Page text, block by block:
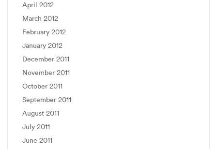
April 2012
March 2012
February 2012
January 2012
December 2011
November 2011
October 2011
September 2011
August 2011
July 2011
June 2011